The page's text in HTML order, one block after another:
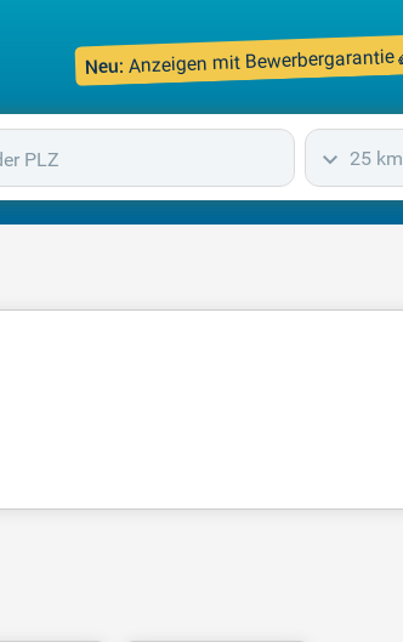
Neu: Anzeigen mit Bewerbergarantie
25 km